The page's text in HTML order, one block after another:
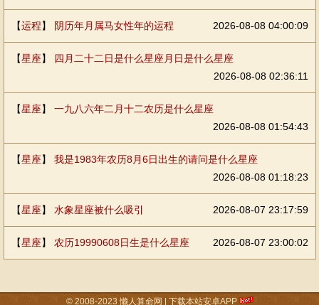
【运程】 阴历年月属马女性年的运程 2026-08-08 04:00:09
【星座】 四月二十二日是什么星座月日是什么星座
2026-08-08 02:36:11
【星座】 一九八六年二月十二农历是什么星座
2026-08-08 01:54:43
【星座】 我是1983年农历8月6日出生的请问是什么星座
2026-08-08 01:18:23
【星座】 水象星座被什么吸引 2026-08-07 23:17:59
【星座】 农历19990608日生是什么星座 2026-08-07 23:00:02
© 2008-2023 懒人算命网 下载本站安卓APP